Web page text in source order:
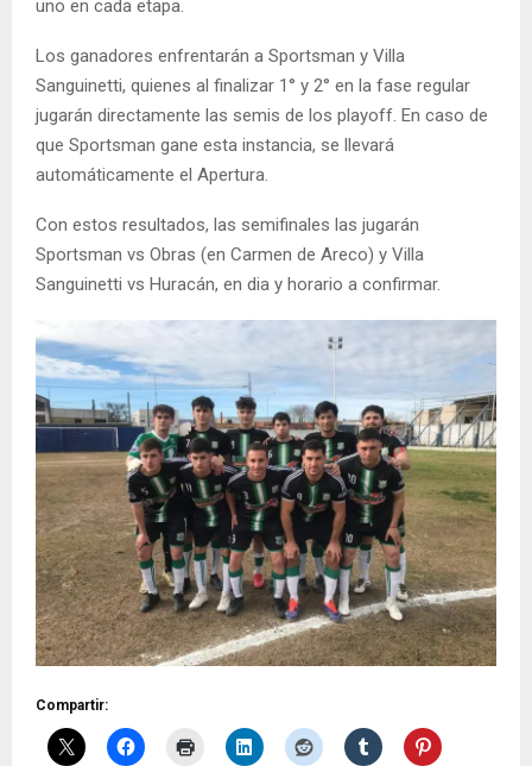
uno en cada etapa.
Los ganadores enfrentarán a Sportsman y Villa
Sanguinetti, quienes al finalizar 1° y 2° en la fase regular
jugarán directamente las semis de los playoff. En caso de
que Sportsman gane esta instancia, se llevará
automáticamente el Apertura.
Con estos resultados, las semifinales las jugarán
Sportsman vs Obras (en Carmen de Areco) y Villa
Sanguinetti vs Huracán, en dia y horario a confirmar.
Compartir: